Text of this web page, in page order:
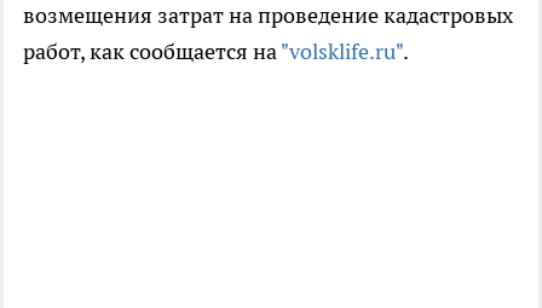
возмещения затрат на проведение кадастровых
работ, как сообщается на"volsklife.ru".